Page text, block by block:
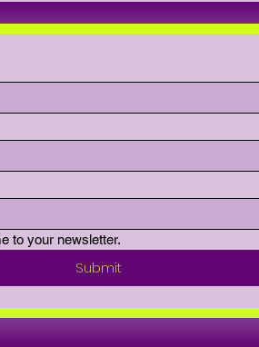
to your newsletter.
Submit